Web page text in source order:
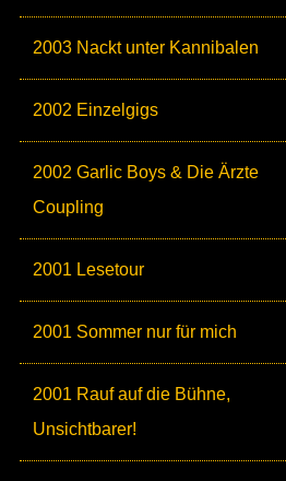
2003 Nackt unter Kannibalen
2002 Einzelgigs
2002 Garlic Boys & Die Ärzte
Coupling
2001 Lesetour
2001 Sommer nur für mich
2001 Rauf auf die Bühne,
Unsichtbarer!